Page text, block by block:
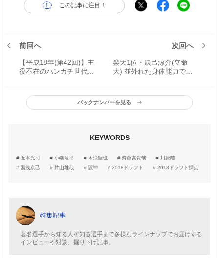
この記事に注目！
前回へ
【平成18年(第42回)】主
役不在のハンカチ世代か
将大、前田健太が入団／
激動の平成ドラフト史
次回へ
楽天1位・辰己涼介(立命
大) 並外れた身体能力で外
守走、すべてに自信があ
りますし、いろんなタイ
トルを貪欲に狙いたい」
バックナンバーを見る
KEYWORDS
近本光司 小幡竜平 木浪聖也 齋藤友貴哉
川原陸
湯浅京己
片山雄哉 阪神 2018ドラフト 2018ドラフト採点
特集記事
著名選手から知る人ぞ知る選手まで多様なラインナップでお届けする
インビューや対談、掘り下げ記事。